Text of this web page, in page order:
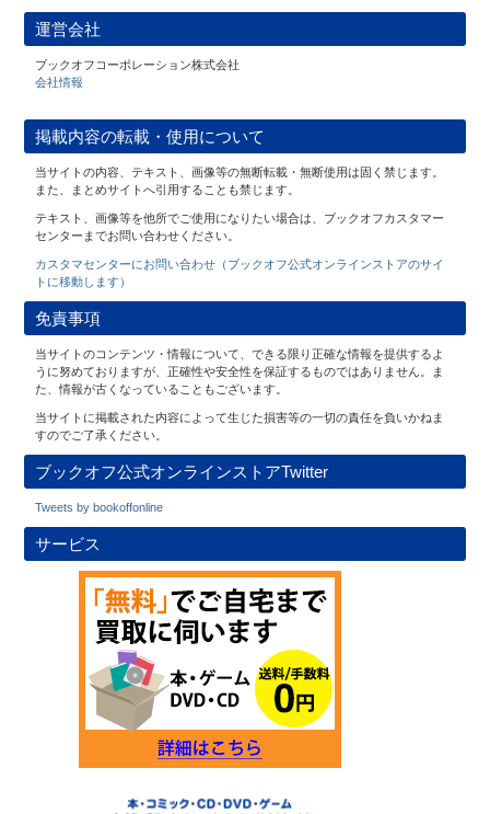
運営会社
ブックオフコーポレーション株式会社
会社情報
掲載内容の転載・使用について
当サイトの内容、テキスト、画像等の無断転載・無断使用は固く禁じます。
また、まとめサイトへ引用することも禁じます。
テキスト、画像等を他所でご使用になりたい場合は、ブックオフカスタマー
センターまでお問い合わせください。
カスタマセンターにお問い合わせ（ブックオフ公式オンラインストアのサイ
トに移動します）
免責事項
当サイトのコンテンツ・情報について、できる限り正確な情報を提供するよ
うに努めておりますが、正確性や安全性を保証するものではありません。ま
た、情報が古くなっていることもございます。
当サイトに掲載された内容によって生じた損害等の一切の責任を負いかねま
すのでご了承ください。
ブックオフ公式オンラインストアTwitter
Tweets by bookoffonline
サービス